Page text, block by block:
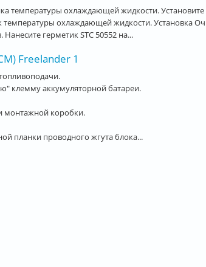
температуры охлаждающей жидкости.
охлаждающей жидкости. Установка
герметик STC 50552 на...
Freelander 1
клемму аккумуляторной батареи.
монтажной коробки.
планки проводного жгута блока...